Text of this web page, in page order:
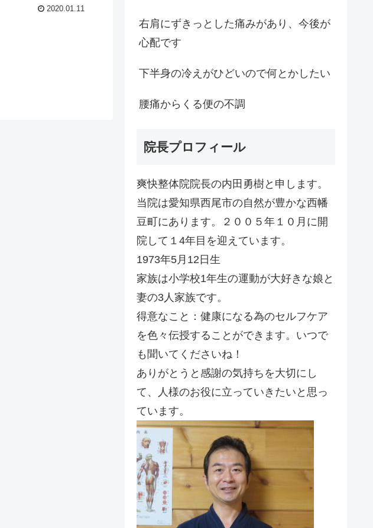
2020.01.11
右肩にずきっとした痛みがあり、今後が
心配です
下半身の冷えがひどいので何とかしたい
腰痛からくる便の不調
院長プロフィール
爽快整体院院長の内田勇樹と申します。
当院は愛知県西尾市の自然が豊かな西幡
豆町にあります。２００５年１０月に開
院して１4年目を迎えています。
1973年5月12日生
家族は小学校1年生の運動が大好きな娘と
妻の3人家族です。
得意なこと：健康になる為のセルフケア
を色々伝授することができます。いつで
も聞いてくださいね！
ありがとうと感謝の気持ちを大切にし
て、人様のお役に立っていきたいと思っ
ています。